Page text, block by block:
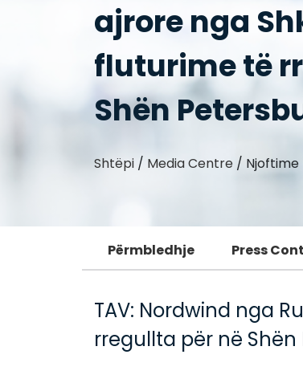
ajrore nga
fluturime të
Shën
Shtëpi / Media Centre /
Përmbledhje Press
TAV: Nordwind nga
rregullta për në Shën